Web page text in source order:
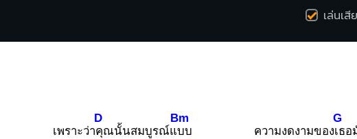
เล่นเ
เพราะว่า
D
คุณนั้นสมบูรณ์แ
Bm
บบ ความงดงามของ
G
เธ